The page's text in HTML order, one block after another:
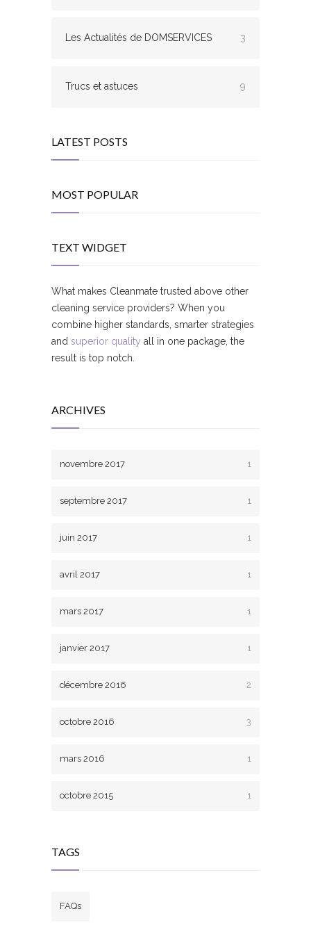
Les Actualités de DOMSERVICES 3
Trucs et astuces 9
LATEST POSTS
MOST POPULAR
TEXT WIDGET
What makes Cleanmate trusted above other
cleaning service providers? When you
combine higher standards, smarter strategies
and superior quality all in one package, the
result is top notch.
ARCHIVES
novembre 2017 1
septembre 2017 1
juin 2017 1
avril 2017 1
mars 2017 1
janvier 2017 1
décembre 2016 2
octobre 2016 3
mars 2016 1
octobre 2015 1
TAGS
FAQs